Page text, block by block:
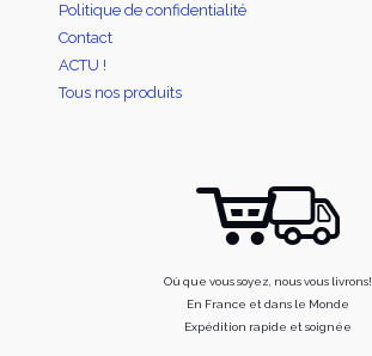
Politique de confidentialité
Contact
ACTU !
Tous nos produits
Où que vous soyez, nous vous livrons!
En France et dans le Monde
Expédition rapide et soignée